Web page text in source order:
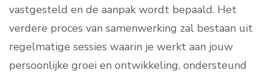
vastgesteld en de aanpak wordt bepaald. Het
verdere proces van samenwerking zal bestaan uit
regelmatige sessies waarin je werkt aan jouw
persoonlijke groei en ontwikkeling, ondersteund